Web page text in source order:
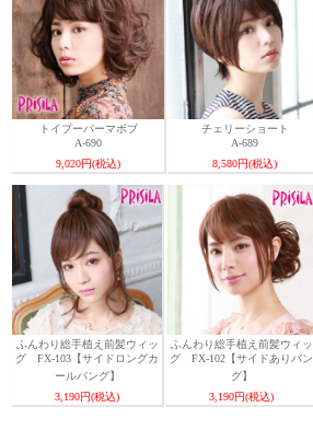
トイプーパーマボブ
A-690
9,020円(税込)
チェリーショート
A-689
8,580円(税込)
ふんわり総手植え前髪ウィッ
グ FX-103【サイドロングカ
ールバング】
3,190円(税込)
ふんわり総手植え前髪ウィッ
グ FX-102【サイドありバン
グ】
3,190円(税込)